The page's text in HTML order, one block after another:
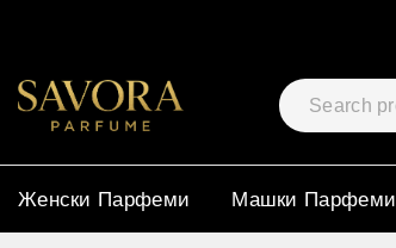
Женски Парфеми Машки Парфеми